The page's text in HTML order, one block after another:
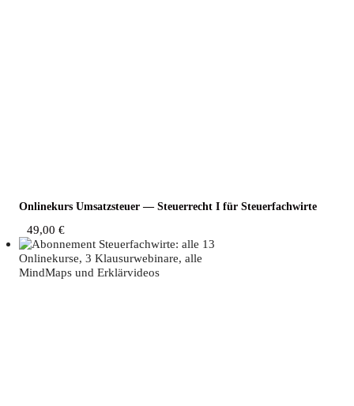
Online­kurs Umsatz­steu­er — Steu­er­recht I für Steuerfachwirte
49,00 €